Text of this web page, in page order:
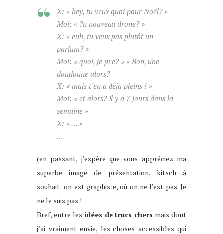
X: « hey, tu veux quoi pour Noël? »
Moi: « ?n nouveau drone? »
X: « euh, tu veux pas plutôt un
parfum? »
Moi: « quoi, je pue? » « Bon, une
doudoune alors?
X: « mais t’en a déjà pleins ! »
Moi: « et alors? Il y a 7 jours dans la
semaine »
X: « … »
…
(en passant, j’espère que vous appréciez ma
superbe image de présentation, kitsch à
souhait: on est graphiste, où on ne l’est pas. Je
ne le suis pas !
Bref, entre les idées de trucs chers mais dont
j’ai vraiment envie, les choses accessibles qui